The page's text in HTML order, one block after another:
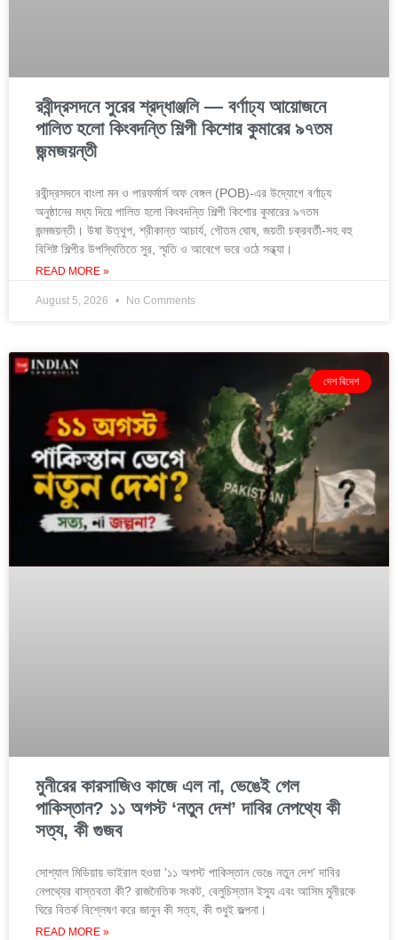
রবীন্দ্রসদনে সুরের শ্রদ্ধাঞ্জলি — বর্ণাঢ্য আয়োজনে
পালিত হলো কিংবদন্তি শিল্পী কিশোর কুমারের ৯৭তম
জন্মজয়ন্তী
রবীন্দ্রসদনে বাংলা মন ও পারফর্মার্স অফ বেঙ্গল (POB)-এর উদ্যোগে বর্ণাঢ্য
অনুষ্ঠানের মধ্য দিয়ে পালিত হলো কিংবদন্তি শিল্পী কিশোর কুমারের ৯৭তম
জন্মজয়ন্তী। উষা উত্থুপ, শ্রীকান্ত আচার্য, গৌতম ঘোষ, জয়তী চক্রবর্তী-সহ বহু
বিশিষ্ট শিল্পীর উপস্থিতিতে সুর, স্মৃতি ও আবেগে ভরে ওঠে সন্ধ্যা।
READ MORE »
August 5, 2026 No Comments
দেশ বিদেশ
মুনীরের কারসাজিও কাজে এল না, ভেঙেই গেল
পাকিস্তান? ১১ অগস্ট ‘নতুন দেশ’ দাবির নেপথ্যে কী
সত্য, কী গুজব
সোশ্যাল মিডিয়ায় ভাইরাল হওয়া ‘১১ অগস্ট পাকিস্তান ভেঙে নতুন দেশ’ দাবির
নেপথ্যের বাস্তবতা কী? রাজনৈতিক সংকট, বেলুচিস্তান ইস্যু এবং আসিম মুনীরকে
ঘিরে বিতর্ক বিশ্লেষণ করে জানুন কী সত্য, কী শুধুই জল্পনা।
READ MORE »